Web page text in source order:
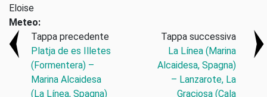
Eloise
Meteo:
Tappa precedente
Platja de es Illetes
(Formentera) –
Marina Alcaidesa
(La Línea, Spagna)
Tappa successiva
La Línea (Marina
Alcaidesa, Spagna)
– Lanzarote, La
Graciosa (Cala